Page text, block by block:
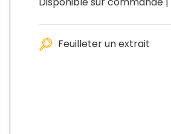
Feuilleter un extrait